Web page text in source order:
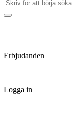
Erbjudanden
Logga in